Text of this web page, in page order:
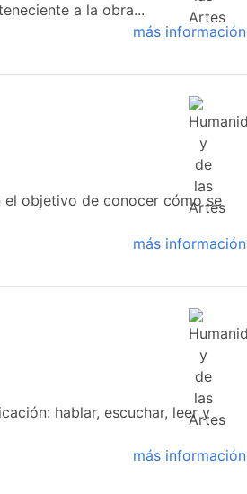
a la obra...
más información
el objetivo de conocer cómo se
más información
hablar, escuchar, leer y
más información